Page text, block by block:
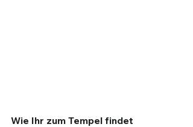
Wie Ihr zum Tempel findet